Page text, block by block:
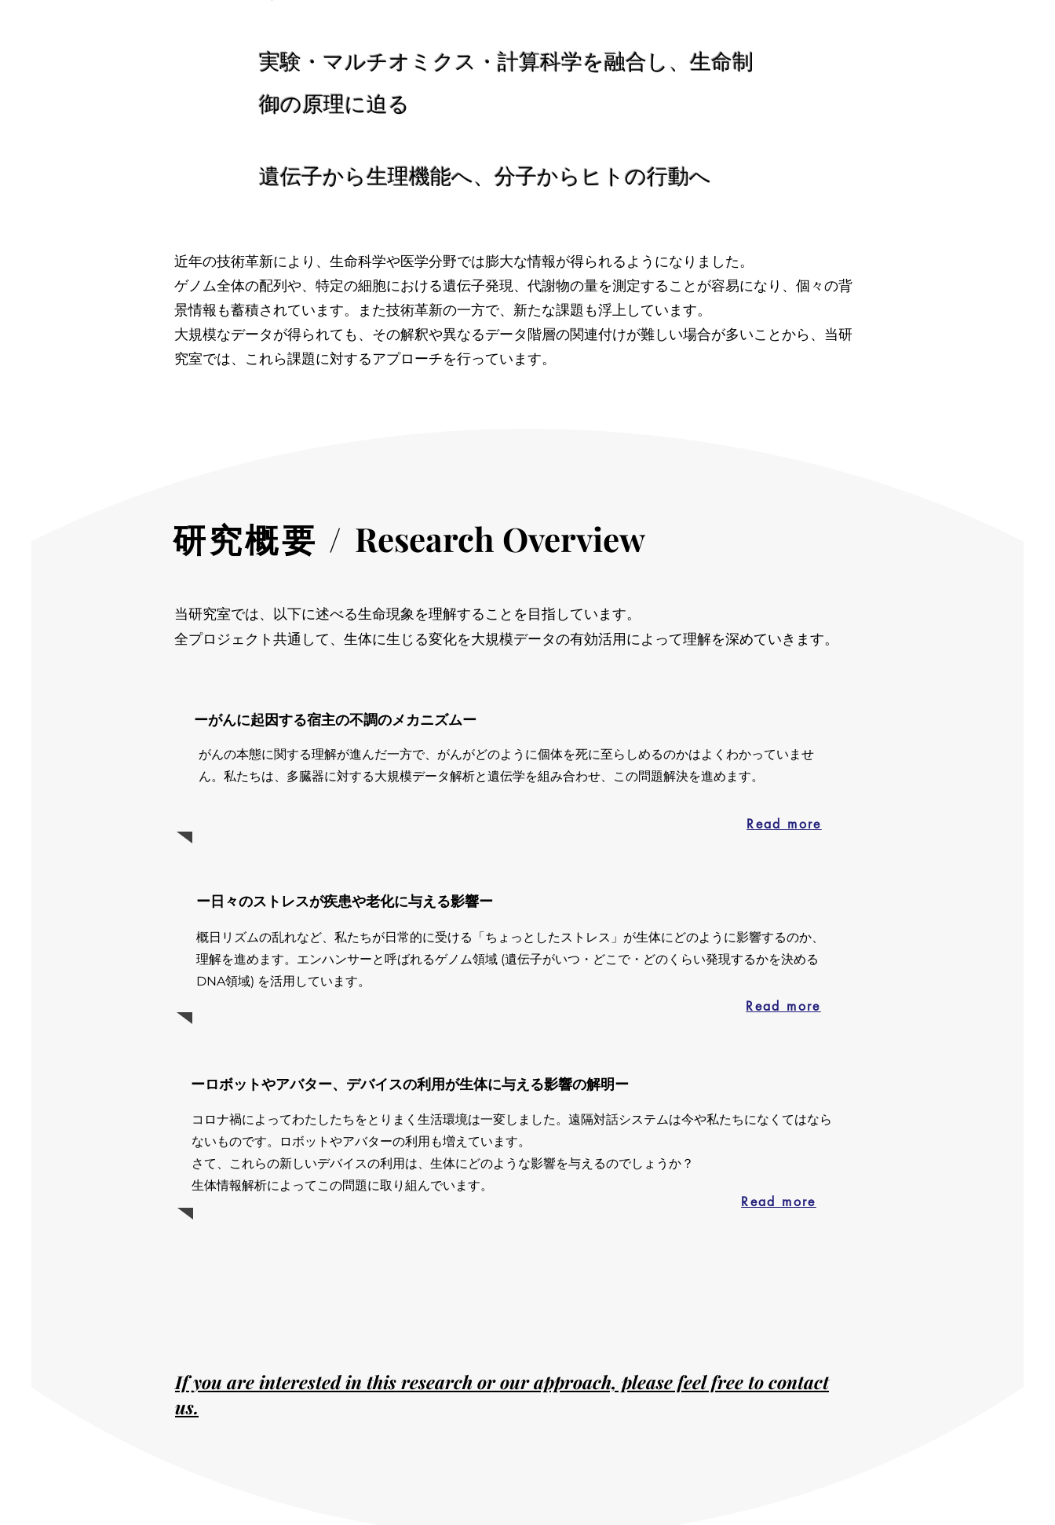
実験・マルチオミクス・計算科学を融合し、生命制
御の原理に迫る
遺伝子から生理機能へ、分子からヒトの行動へ
近年の技術革新により、生命科学や医学分野では膨大な情報が得られるようになりました。
ゲノム全体の配列や、特定の細胞における遺伝子発現、代謝物の量を測定することが容易になり、個々の背
景情報も蓄積されています。
また技術革新の一方で、新たな課題も浮上しています。
大規模なデータが得られても、その解釈や異なるデータ階層の関連付けが難しい場合が多いことから、​当研
究室では、これら課題に対するアプローチを行っています。
研究概要 / Research Overview
当研究室では、以下に述べる生命現象を理解することを目指しています。
全プロジェクト共通して、生体に生じる変化を大規模データの有効活用によって理解を深めていきます。
ーがんに起因する宿主の不調のメカニズムー
Read more
がんの本態に関する理解が進んだ一方で、がんがどのように個体を死に至らしめるのかはよくわかっていませ
ん。私たちは、多臓器に対する大規模データ解析と遺伝学を組み合わせ、この問題解決を進めます。
ー日々のストレスが疾患や老化に与える影響ー
概日リズムの乱れなど、私たちが日常的に受ける「ちょっとしたストレス」が生体にどのように影響するのか、
理解を進めます。エンハンサーと呼ばれるゲノム領域 (遺伝子がいつ・どこで・どのくらい発現するかを決める
DNA領域) を活用しています。
Read more
ーロボットやアバター、デバイスの利用が生体に与える影響の解明ー
コロナ禍によってわたしたちをとりまく生活環境は一変しました。遠隔対話システムは今や私たちになくてはなら
ないものです。ロボットやアバターの利用も増えています。
さて、これらの新しいデバイスの利用は、生体にどのような影響を与えるのでしょうか？
生体情報解析によってこの問題に取り組んでいます。
Read more
If you are interested in this research or our approach, please feel free to contact
us.